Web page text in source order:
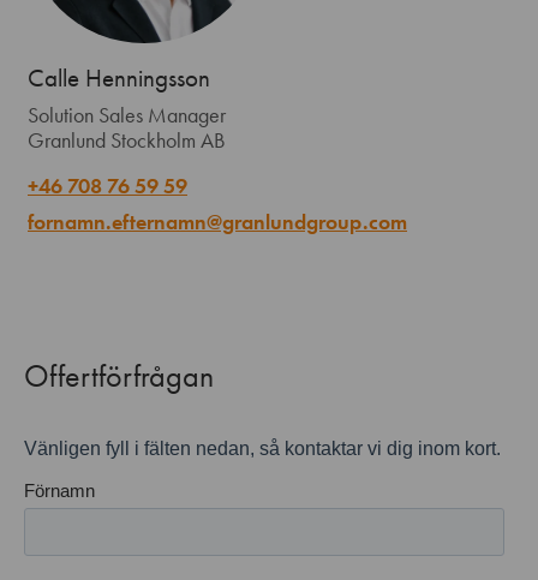
Calle Henningsson
Solution Sales Manager
Granlund Stockholm AB
+46 708 76 59 59
fornamn.efternamn@granlundgroup.com
Offertförfrågan